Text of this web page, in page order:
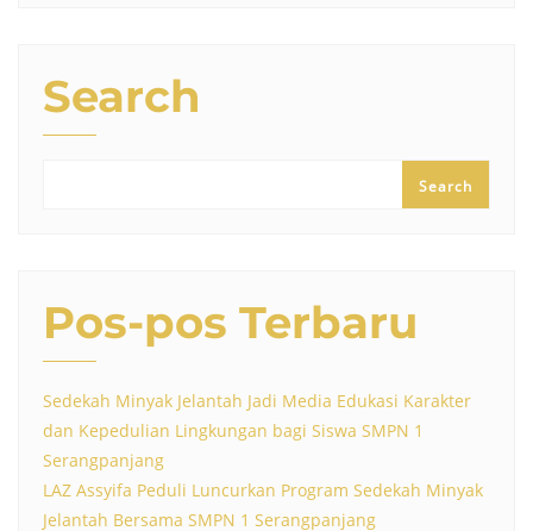
Search
Search
Pos-pos Terbaru
Sedekah Minyak Jelantah Jadi Media Edukasi Karakter
dan Kepedulian Lingkungan bagi Siswa SMPN 1
Serangpanjang
LAZ Assyifa Peduli Luncurkan Program Sedekah Minyak
Jelantah Bersama SMPN 1 Serangpanjang